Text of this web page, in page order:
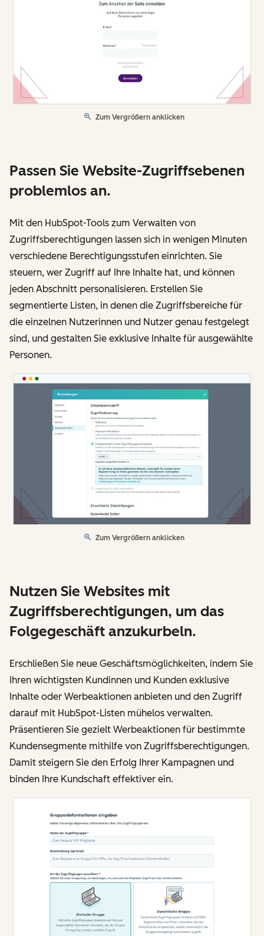
Zum Vergrößern anklicken
Passen Sie Website-Zugriffsebenen
problemlos an.
Mit den HubSpot-Tools zum Verwalten von
Zugriffsberechtigungen lassen sich in wenigen Minuten
verschiedene Berechtigungsstufen einrichten. Sie
steuern, wer Zugriff auf Ihre Inhalte hat, und können
jeden Abschnitt personalisieren. Erstellen Sie
segmentierte Listen, in denen die Zugriffsbereiche für
die einzelnen Nutzerinnen und Nutzer genau festgelegt
sind, und gestalten Sie exklusive Inhalte für ausgewählte
Personen.
Zum Vergrößern anklicken
Nutzen Sie Websites mit
Zugriffsberechtigungen, um das
Folgegeschäft anzukurbeln.
Erschließen Sie neue Geschäftsmöglichkeiten, indem Sie
Ihren wichtigsten Kundinnen und Kunden exklusive
Inhalte oder Werbeaktionen anbieten und den Zugriff
darauf mit HubSpot-Listen mühelos verwalten.
Präsentieren Sie gezielt Werbeaktionen für bestimmte
Kundensegmente mithilfe von Zugriffsberechtigungen.
Damit steigern Sie den Erfolg Ihrer Kampagnen und
binden Ihre Kundschaft effektiver ein.